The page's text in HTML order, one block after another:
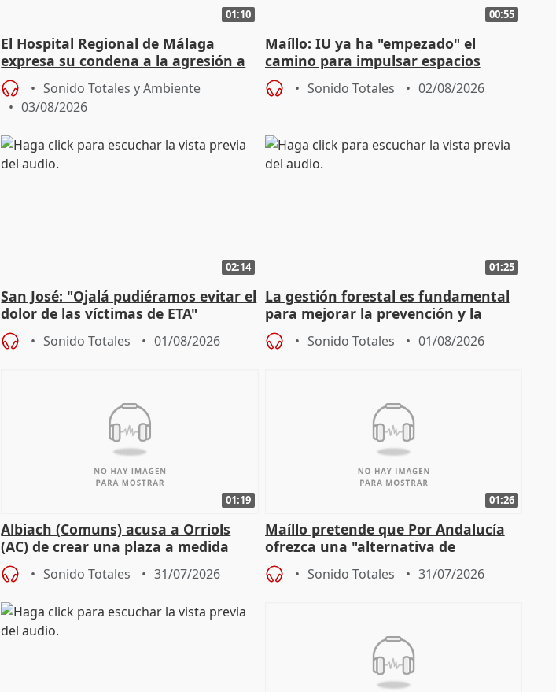
01:10
El Hospital Regional de Málaga
expresa su condena a la agresión a
dos enfermeras de Urgencias
Sonido Totales y Ambiente
03/08/2026
00:55
Maíllo: IU ya ha "empezado" el
camino para impulsar espacios
unitarios para las municipales
Sonido Totales 02/08/2026
02:14
San José: "Ojalá pudiéramos evitar el
dolor de las víctimas de ETA"
Sonido Totales 01/08/2026
01:25
La gestión forestal es fundamental
para mejorar la prevención y la
actuación frente a incendios
Sonido Totales 01/08/2026
01:19
Albiach (Comuns) acusa a Orriols
(AC) de crear una plaza a medida
para su hija en Ripoll (Girona)
Sonido Totales 31/07/2026
01:26
Maíllo pretende que Por Andalucía
ofrezca una "alternativa de
gobierno" con su labor de oposición
Sonido Totales 31/07/2026